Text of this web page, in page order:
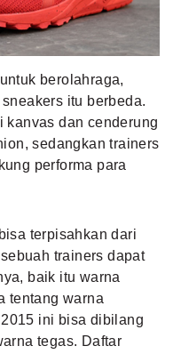
berolahraga,
itu berbeda.
kanvas dan cenderung
sedangkan trainers
performa para
terpisahkan dari
trainers dapat
baik itu warna
tentang warna
ini bisa dibilang
tegas. Daftar